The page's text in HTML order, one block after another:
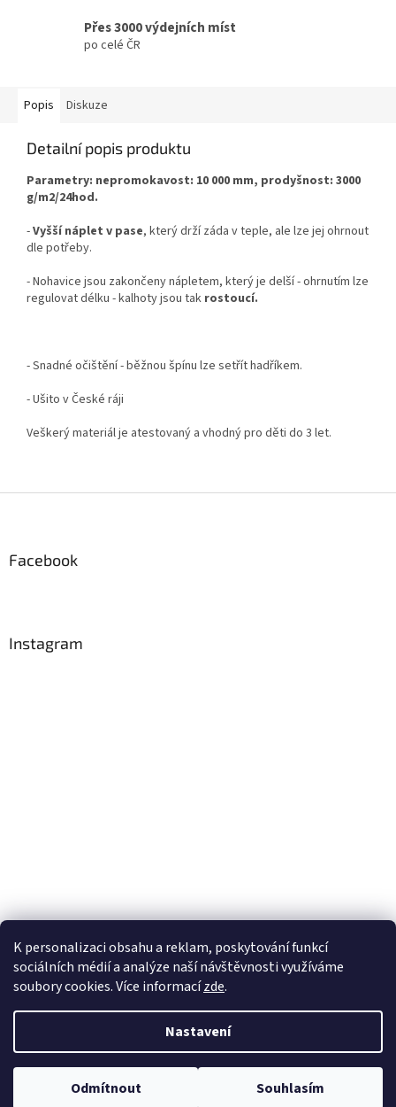
K personalizaci obsahu a reklam, poskytování funkcí
sociálních médií a analýze naší návštěvnosti využíváme
soubory cookies. Více informacízde.
Nastavení
Odmítnout Souhlasím
Přes 3000 výdejních míst
po celé ČR
Popis Diskuze
Detailní popis produktu
Parametry: nepromokavost: 10 000 mm, prodyšnost: 3000
g/m2/24hod.
-Vyšší náplet v pase, který drží záda v teple, ale lze jej ohrnout
dle potřeby.
- Nohavice jsou zakončeny nápletem, který je delší - ohrnutím lze
regulovat délku - kalhoty jsou tak rostoucí.
- Snadné očištění - běžnou špínu lze setřít hadříkem.
- Ušito v České ráji
Veškerý materiál je atestovaný a vhodný pro děti do 3 let.
Facebook
Instagram
Sledovat na Instagramu
Copyright 2026Pásla ovečky. Všechna práva vyhrazena.Upravit